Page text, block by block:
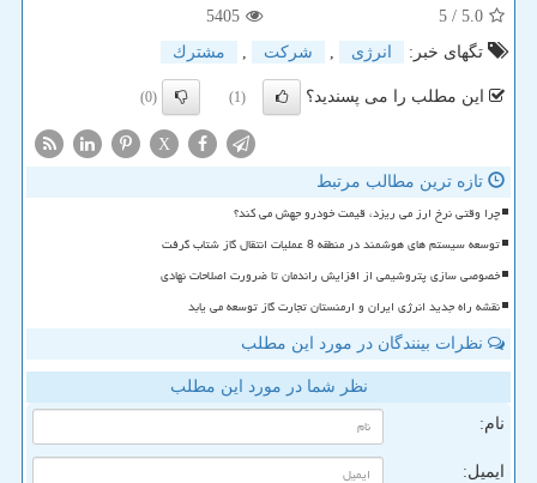
5.0
/ 5
5405
تگهای خبر:
انرژی , شركت , مشترك
این مطلب را می پسندید؟ (1)
(0)
X
تازه ترین مطالب مرتبط
چرا وقتی نرخ ارز می ریزد، قیمت خودرو جهش می کند؟
توسعه سیستم های هوشمند در منطقه 8 عملیات انتقال گاز شتاب گرفت
خصوصی سازی پتروشیمی از افزایش راندمان تا ضرورت اصلاحات نهادی
نقشه راه جدید انرژی ایران و ارمنستان تجارت گاز توسعه می یابد
نظرات بینندگان در مورد این مطلب
نظر شما در مورد این مطلب
نام:
ایمیل: